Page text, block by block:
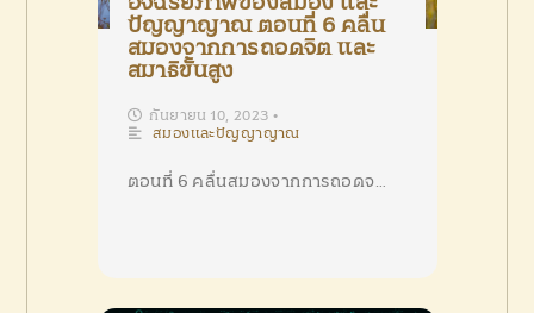
ปัญญาญาณ ตอนที่ 6 คลื่น
สมองจากการถอดจิต และ
สมาธิขั้นสูง
กันยายน 10, 2023 •
สมองและปัญญาญาณ
ตอนที่ 6 คลื่นสมองจากการถอดจ…